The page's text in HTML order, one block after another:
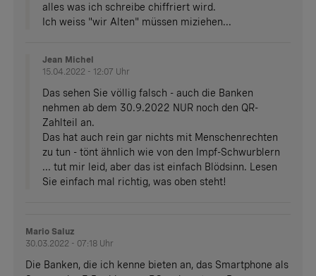
alles was ich schreibe chiffriert wird.
Ich weiss "wir Alten" müssen miziehen...
Jean Michel
15.04.2022 - 12:07 Uhr
Das sehen Sie völlig falsch - auch die Banken
nehmen ab dem 30.9.2022 NUR noch den QR-
Zahlteil an.
Das hat auch rein gar nichts mit Menschenrechten
zu tun - tönt ähnlich wie von den Impf-Schwurblern
... tut mir leid, aber das ist einfach Blödsinn. Lesen
Sie einfach mal richtig, was oben steht!
Mario Saluz
30.03.2022 - 07:18 Uhr
Die Banken, die ich kenne bieten an, das Smartphone als